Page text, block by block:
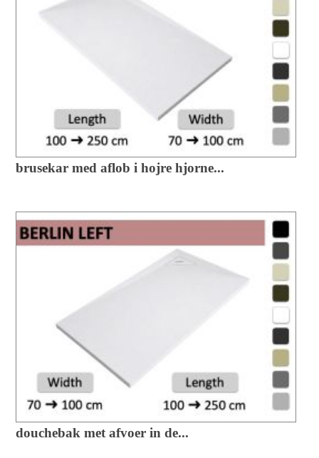
brusekar med aflob i hojre hjorne...
douchebak met afvoer in de...